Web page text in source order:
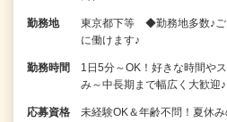
勤務地
東京都下等 ◆勤務地多数♪ご
に働けます♪
勤務時間
1日5分～OK！好きな時間や
み～中長期まで幅広く大歓迎
応募資格
未経験OK＆年齢不問！夏休